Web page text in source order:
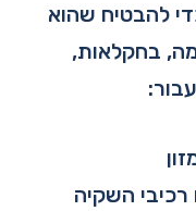
להבטיח שהוא
בחקלאות,
רכיבי השקיה